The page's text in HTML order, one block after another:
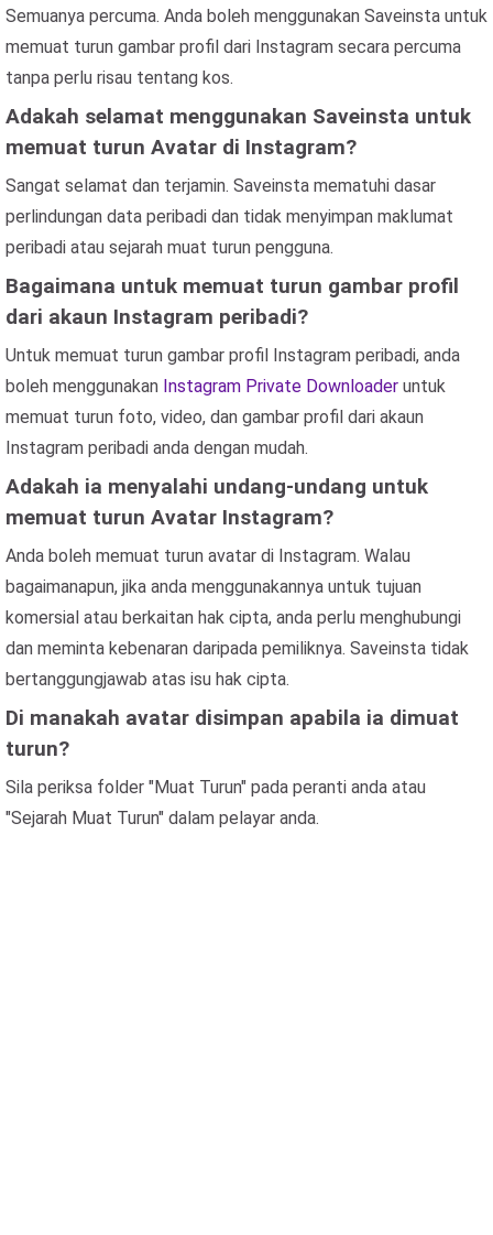
Semuanya percuma. Anda boleh menggunakan Saveinsta untuk
memuat turun gambar profil dari Instagram secara percuma
tanpa perlu risau tentang kos.
Adakah selamat menggunakan Saveinsta untuk
memuat turun Avatar di Instagram?
Sangat selamat dan terjamin. Saveinsta mematuhi dasar
perlindungan data peribadi dan tidak menyimpan maklumat
peribadi atau sejarah muat turun pengguna.
Bagaimana untuk memuat turun gambar profil
dari akaun Instagram peribadi?
Untuk memuat turun gambar profil Instagram peribadi, anda
boleh menggunakan Instagram Private Downloader untuk
memuat turun foto, video, dan gambar profil dari akaun
Instagram peribadi anda dengan mudah.
Adakah ia menyalahi undang-undang untuk
memuat turun Avatar Instagram?
Anda boleh memuat turun avatar di Instagram. Walau
bagaimanapun, jika anda menggunakannya untuk tujuan
komersial atau berkaitan hak cipta, anda perlu menghubungi
dan meminta kebenaran daripada pemiliknya. Saveinsta tidak
bertanggungjawab atas isu hak cipta.
Di manakah avatar disimpan apabila ia dimuat
turun?
Sila periksa folder "Muat Turun" pada peranti anda atau
"Sejarah Muat Turun" dalam pelayar anda.